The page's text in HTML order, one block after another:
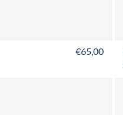
€65,00